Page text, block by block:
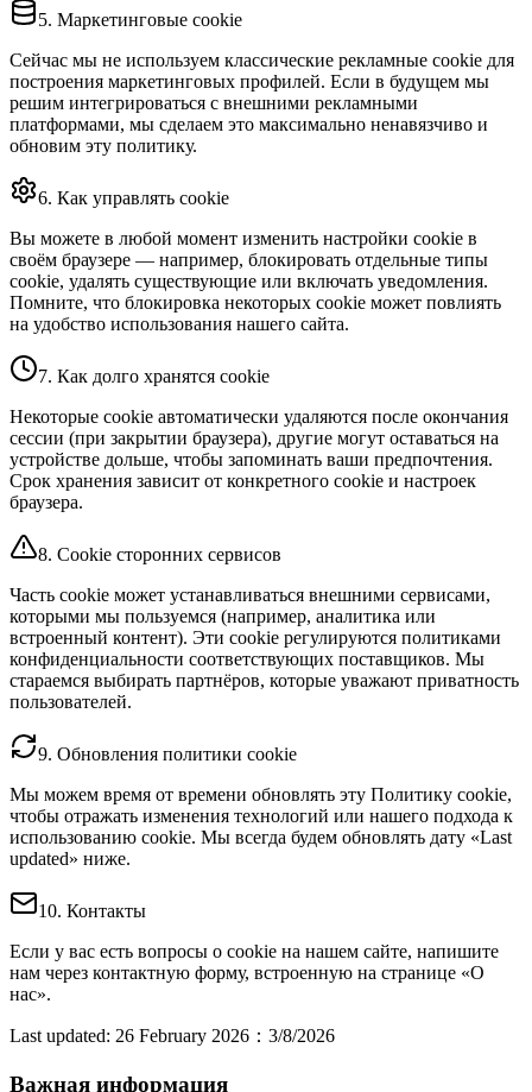
5. Маркетинговые cookie
Сейчас мы не используем классические рекламные cookie для
построения маркетинговых профилей. Если в будущем мы
решим интегрироваться с внешними рекламными
платформами, мы сделаем это максимально ненавязчиво и
обновим эту политику.
6. Как управлять cookie
Вы можете в любой момент изменить настройки cookie в
своём браузере — например, блокировать отдельные типы
cookie, удалять существующие или включать уведомления.
Помните, что блокировка некоторых cookie может повлиять
на удобство использования нашего сайта.
7. Как долго хранятся cookie
Некоторые cookie автоматически удаляются после окончания
сессии (при закрытии браузера), другие могут оставаться на
устройстве дольше, чтобы запоминать ваши предпочтения.
Срок хранения зависит от конкретного cookie и настроек
браузера.
8. Cookie сторонних сервисов
Часть cookie может устанавливаться внешними сервисами,
которыми мы пользуемся (например, аналитика или
встроенный контент). Эти cookie регулируются политиками
конфиденциальности соответствующих поставщиков. Мы
стараемся выбирать партнёров, которые уважают приватность
пользователей.
9. Обновления политики cookie
Мы можем время от времени обновлять эту Политику cookie,
чтобы отражать изменения технологий или нашего подхода к
использованию cookie. Мы всегда будем обновлять дату «Last
updated» ниже.
10. Контакты
Если у вас есть вопросы о cookie на нашем сайте, напишите
нам через контактную форму, встроенную на странице «О
нас».
Last updated: 26 February 2026 ： 3/8/2026
Важная информация